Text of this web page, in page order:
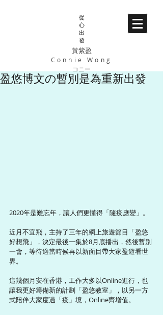
從
心
出
發
黃紫盈
Connie Wong
コニー
盈悠博文の暫別是為重新出發
2020年是難忘年，讓人們更懂得「隨疫應變」。
近月不宜飛，主持了三年的網上旅遊節目「盈悠
好想飛」，決定最後一集於8月底播出，然後暫別
一會，等待適當時候再以新面目帶大家盈遊看世
界。
這幾個月安在香港，工作大多以Online進行，也
讓我更好籌備新的計劃「盈悠教室」，以另一方
式陪伴大家度過「疫」境，Online齊增值。